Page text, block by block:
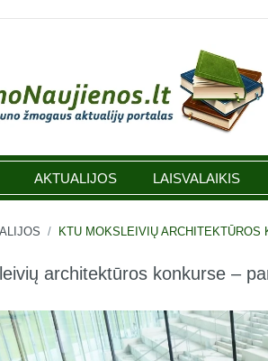
AKTUALIJOS LAISVALAIKIS
/
KTU MOKSLEIVIŲ
architektūros konkurse –